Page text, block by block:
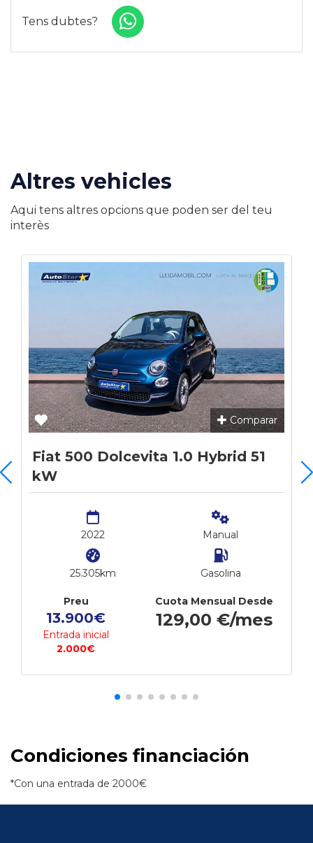
Tens dubtes?
Altres vehicles
Aqui tens altres opcions que poden ser del teu
interès
Comparar
Fiat 500 Dolcevita 1.0 Hybrid 51
kW
2022
25.305km
Manual
Gasolina
Preu
13.900€
Entrada inicial
2.000€
Cuota Mensual Desde
129,00 €/mes
Condiciones financiación
*Con una entrada de 2000€